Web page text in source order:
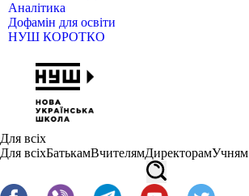
Аналітика
Дофамін для освіти
НУШ КОРОТКО
Для всіх
Для всіхБатькамВчителямДиректорамУчням